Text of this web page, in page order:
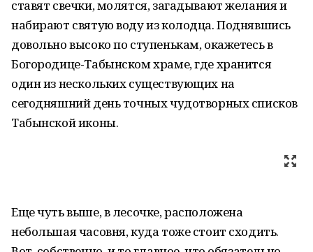
ставят свечки, молятся, загадывают желания и
набирают святую воду из колодца. Поднявшись
довольно высоко по ступенькам, окажетесь в
Богородице-Табынском храме, где хранится
один из нескольких существующих на
сегодняшний день точных чудотворных списков
Табынской иконы.
Еще чуть выше, в лесочке, расположена
небольшая часовня, куда тоже стоит сходить.